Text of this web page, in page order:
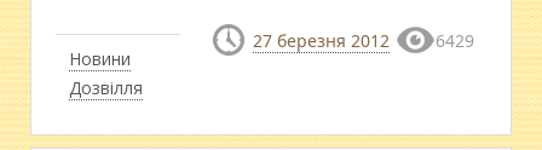
Новини
Дозвілля
27 березня 2012 6429